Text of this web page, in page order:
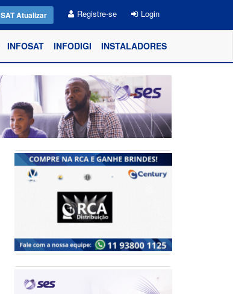
SAT Atualizar Registre-se Login
INFOSAT INFODIGI INSTALADORES